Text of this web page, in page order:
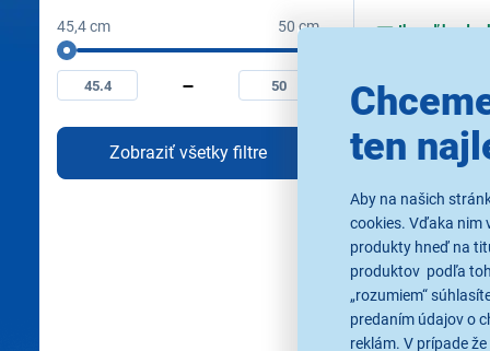
ten
Aby na našich
cookies. Vďaka nim
produkty hneď na
produktov podľa
„rozumiem“
predaním údajov o
reklám. V prípade
45,4 cm 50 cm
Šírka
Minimální
šírka
Maximální
šírka
Zobraziť všetky filtre
Ihneď k
279,00 €